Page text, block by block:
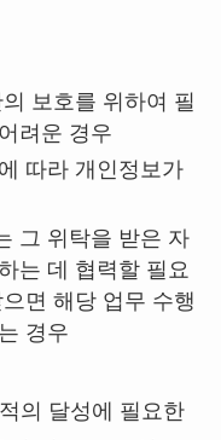
보호를 위하여 필
려운 경우
따라 개인정보가
그 위탁을 받은 자
는 데 협력할 필요
면 해당 업무 수행
경우
의 달성에 필요한